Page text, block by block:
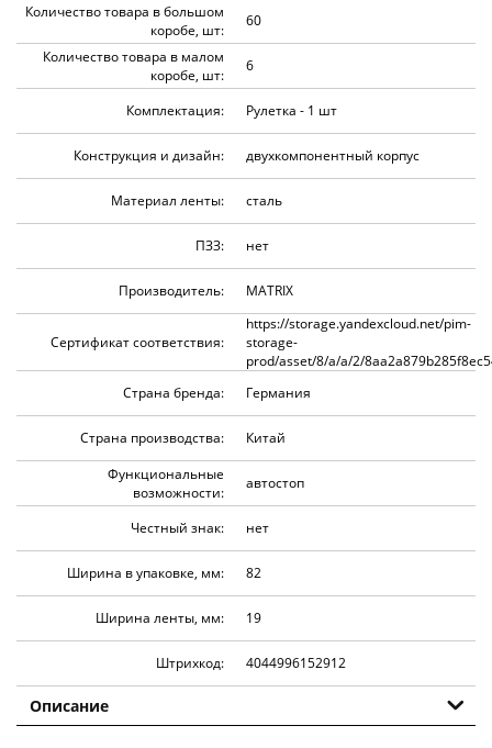
Количество товара в большом
коробе, шт:
60
Количество товара в малом
коробе, шт:
6
Комплектация: Рулетка - 1 шт
Конструкция и дизайн: двухкомпонентный корпус
Материал ленты: сталь
ПЗЗ: нет
Производитель: MATRIX
Сертификат соответствия:
https://storage.yandexcloud.net/pim-
storage-
prod/asset/8/a/a/2/
Страна бренда:
Германия
Страна производства:
Китай
Функциональные
возможности:
автостоп
Честный знак: нет
Ширина в упаковке, мм: 82
Ширина ленты, мм: 19
Штрихкод: 4044996152912
Описание